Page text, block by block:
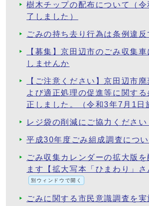
樹木チップの配布について（令
了しました）
ごみの持ち去り行為は条例違反
【募集】京田辺市のごみ収集
しませんか
【ご注意ください】京田辺市
よび適正処理の促進等に関する
正しました。（令和3年7月1日
レジ袋の削減にご協力ください
平成30年度ごみ組成調査につい
ごみ収集カレンダーの拡大版を
ます【拡大写本「ひまわり」さ
別ウィンドウで開く
ごみに関する市民意識調査を実